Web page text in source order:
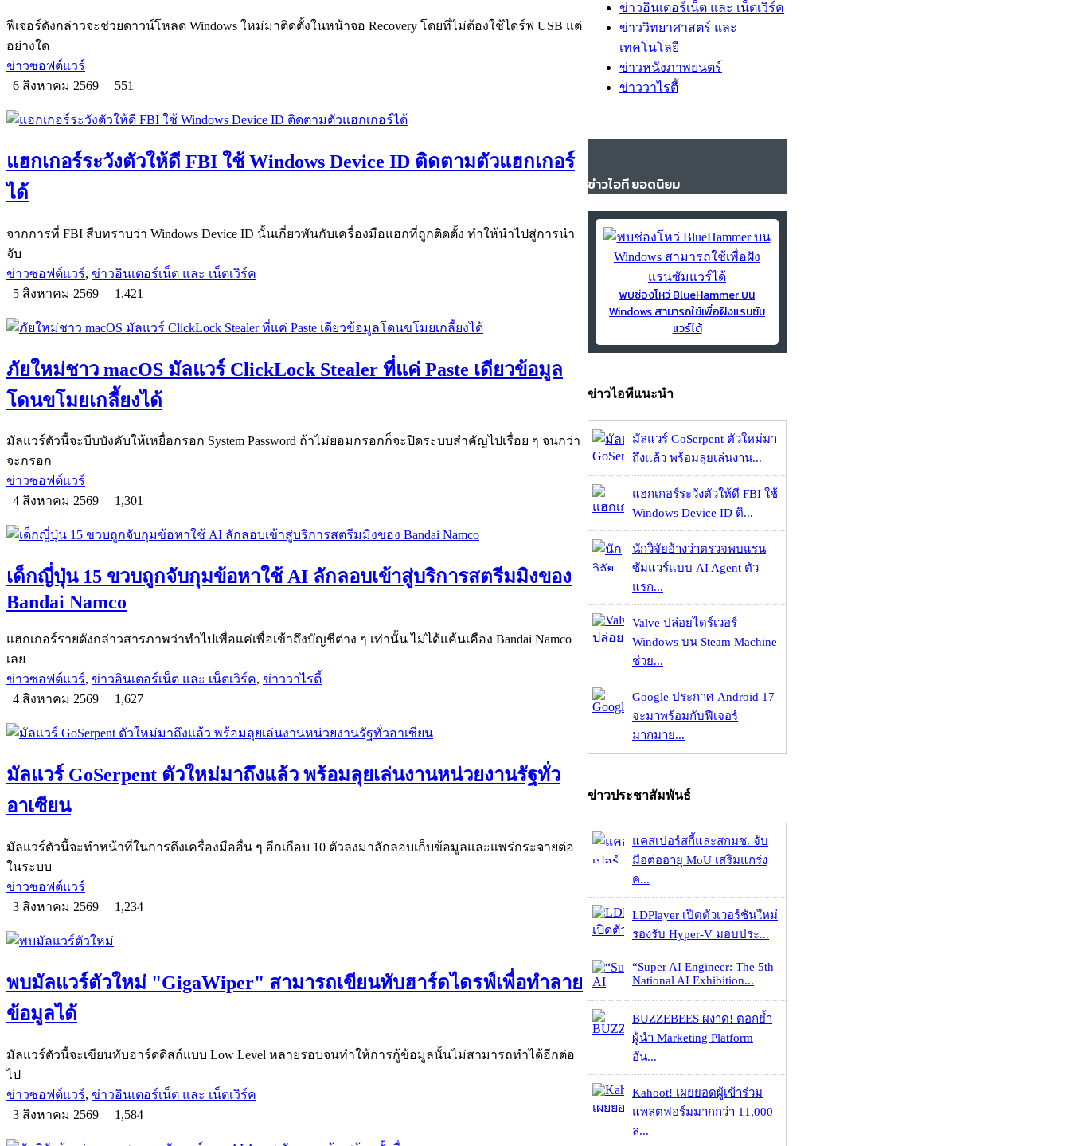
ฟีเจอร์ดังกล่าวจะช่วยดาวน์โหลด Windows ใหม่มาติดตั้งในหน้าจอ Recovery โดยที่ไม่ต้องใช้ไดร์ฟ USB แต่
อย่างใด
ข่าวซอฟต์แวร์
6 สิงหาคม 2569
551
แฮกเกอร์ระวังตัวให้ดี FBI ใช้ Windows Device ID ติดตามตัวแฮกเกอร์
ได้
จากการที่ FBI สืบทราบว่า Windows Device ID นั้นเกี่ยวพันกับเครื่องมือแฮกที่ถูกติดตั้ง ทำให้นำไปสู่การนำ
จับ
ข่าวซอฟต์แวร์, ข่าวอินเตอร์เน็ต และ เน็ตเวิร์ค
5 สิงหาคม 2569
1,421
ภัยใหม่ชาว macOS มัลแวร์ ClickLock Stealer ที่แค่ Paste เดียวข้อมูล
โดนขโมยเกลี้ยงได้
มัลแวร์ตัวนี้จะบีบบังคับให้เหยื่อกรอก System Password ถ้าไม่ยอมกรอกก็จะปิดระบบสำคัญไปเรื่อย ๆ จนกว่า
จะกรอก
ข่าวซอฟต์แวร์
4 สิงหาคม 2569
1,301
เด็กญี่ปุ่น 15 ขวบถูกจับกุมข้อหาใช้ AI ลักลอบเข้าสู่บริการสตรีมมิงของ
Bandai Namco
แฮกเกอร์รายดังกล่าวสารภาพว่าทำไปเพื่อแค่เพื่อเข้าถึงบัญชีต่าง ๆ เท่านั้น ไม่ได้แค้นเคือง Bandai Namco
เลย
ข่าวซอฟต์แวร์, ข่าวอินเตอร์เน็ต และ เน็ตเวิร์ค, ข่าววาไรตี้
4 สิงหาคม 2569
1,627
มัลแวร์ GoSerpent ตัวใหม่มาถึงแล้ว พร้อมลุยเล่นงานหน่วยงานรัฐทั่ว
อาเซียน
มัลแวร์ตัวนี้จะทำหน้าที่ในการดึงเครื่องมืออื่น ๆ อีกเกือบ 10 ตัวลงมาลักลอบเก็บข้อมูลและแพร่กระจายต่อ
ในระบบ
ข่าวซอฟต์แวร์
3 สิงหาคม 2569
1,234
พบมัลแวร์ตัวใหม่ "GigaWiper" สามารถเขียนทับฮาร์ดไดรฟ์เพื่อทำลาย
ข้อมูลได้
มัลแวร์ตัวนี้จะเขียนทับฮาร์ดดิสก์แบบ Low Level หลายรอบจนทำให้การกู้ข้อมูลนั้นไม่สามารถทำได้อีกต่อ
ไป
ข่าวซอฟต์แวร์, ข่าวอินเตอร์เน็ต และ เน็ตเวิร์ค
3 สิงหาคม 2569
1,584
ข่าวอินเตอร์เน็ต และ เน็ตเวิร์ค
ข่าววิทยาศาสตร์ และ
เทคโนโลยี
ข่าวหนังภาพยนตร์
ข่าววาไรตี้
ข่าวไอที ยอดนิยม
พบช่องโหว่ BlueHammer บน
Windows สามารถใช้เพื่อฝังแรนซัม
แวร์ได้
ข่าวไอทีแนะนำ
มัลแวร์ GoSerpent ตัวใหม่มา
ถึงแล้ว พร้อมลุยเล่นงาน...
แฮกเกอร์ระวังตัวให้ดี FBI ใช้
Windows Device ID ติ...
นักวิจัยอ้างว่าตรวจพบแรน
ซัมแวร์แบบ AI Agent ตัว
แรก...
Valve ปล่อยไดร์เวอร์
Windows บน Steam Machine
ช่วย...
Google ประกาศ Android 17
จะมาพร้อมกับฟีเจอร์
มากมาย...
ข่าวประชาสัมพันธ์
แคสเปอร์สกี้และสกมช. จับ
มือต่ออายุ MoU เสริมแกร่ง
ค...
LDPlayer เปิดตัวเวอร์ชันใหม่
รองรับ Hyper-V มอบประ...
“Super AI Engineer: The 5th
National AI Exhibition...
BUZZEBEES ผงาด! ตอกย้ำ
ผู้นำ Marketing Platform
อัน...
Kahoot! เผยยอดผู้เข้าร่วม
แพลตฟอร์มมากกว่า 11,000
ล...